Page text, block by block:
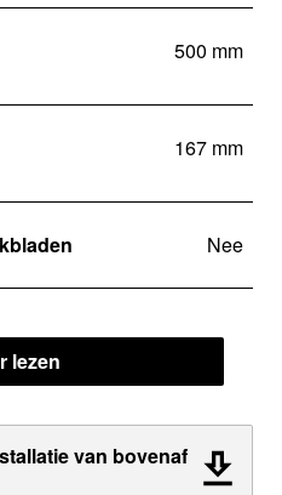
500 mm
167 mm
Nee
lezen
van bovenaf